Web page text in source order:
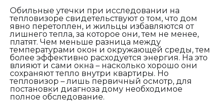
Обильные утечки при исследовании на
тепловизоре свидетельствуют о том, что дом
явно перетоплен, и жильцы избавляются от
лишнего тепла, за которое они, тем не менее,
платят. Чем меньше разница между
температурами окон и окружающей среды, тем
более эффективно расходуется энергия. На это
влияют и сами окна – насколько хорошо они
сохраняют тепло внутри квартиры. Но
тепловизор – лишь первичный осмотр, для
постановки диагноза дому необходимое
полное обследование.